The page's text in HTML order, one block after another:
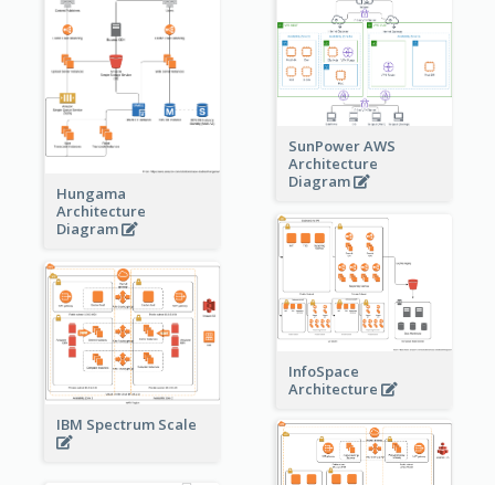
Hungama
Architecture
Diagram
SunPower AWS
Architecture
Diagram
InfoSpace
Architecture
IBM Spectrum Scale